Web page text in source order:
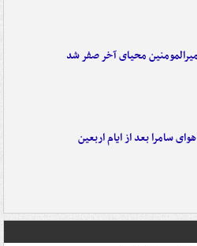
محیای آخر صفر شد
سامرا بعد از ایام اربعین